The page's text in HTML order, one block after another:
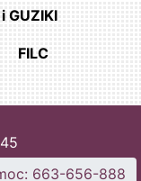
GUZIKI
FILC
663-656-888